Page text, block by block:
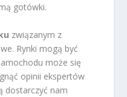
gotówki.
związanym z
Rynki mogą być
może się
opinii ekspertów
dostarczyć nam